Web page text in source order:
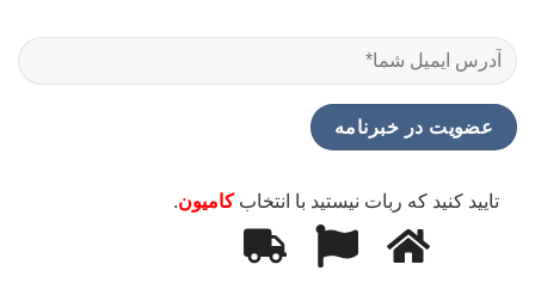
تایید کنید که ربات نیستید با انتخابکامیون.